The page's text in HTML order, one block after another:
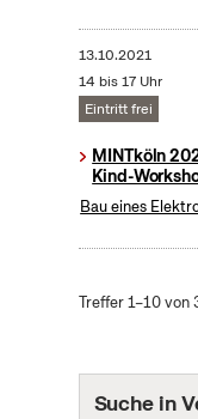
13.10.2021
14 bis 17 Uhr
Eintritt frei
MINTköln
Kind-
Bau eines
Treffer 1–10 von
Suche in